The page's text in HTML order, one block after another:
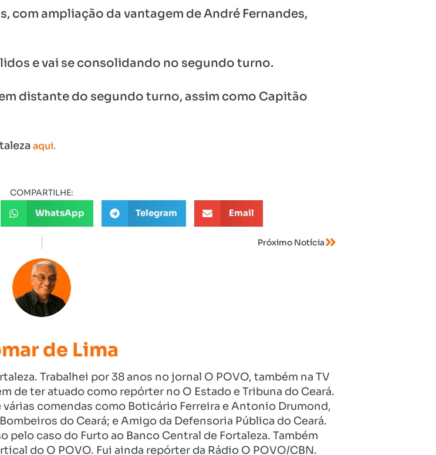
com ampliação da vantagem de André Fernandes,
e vai se consolidando no segundo turno.
distante do segundo turno, assim como Capitão
aqui.
COMPARTILHE:
WhatsApp Telegram Email
Próximo Notícia
de Lima
Trabalhei por 38 anos no jornal O POVO, também na TV
de ter atuado como repórter no O Estado e Tribuna do Ceará.
comendas como Boticário Ferreira e Antonio Drumond,
do Ceará; e Amigo da Defensoria Pública do Ceará.
caso do Furto ao Banco Central de Fortaleza. Também
do O POVO. Fui ainda repórter da Rádio O POVO/CBN.